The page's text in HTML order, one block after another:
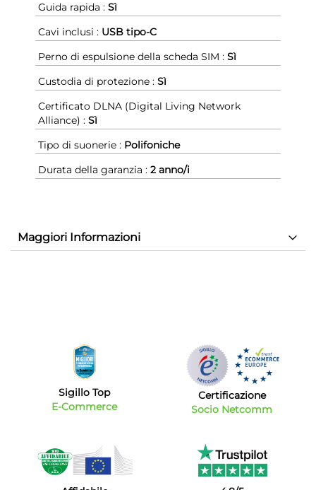
Guida rapida : Sì
Cavi inclusi : USB tipo-C
Perno di espulsione della scheda SIM : Sì
Custodia di protezione : Sì
Certificato DLNA (Digital Living Network
Alliance) : Sì
Tipo di suonerie : Polifoniche
Durata della garanzia : 2 anno/i
Maggiori Informazioni
Sigillo Top
E-Commerce
Certificazione
Socio Netcomm